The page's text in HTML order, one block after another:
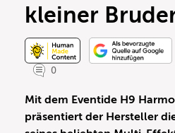
kleiner
0
Mit dem Eventide H9
präsentiert der Hersteller